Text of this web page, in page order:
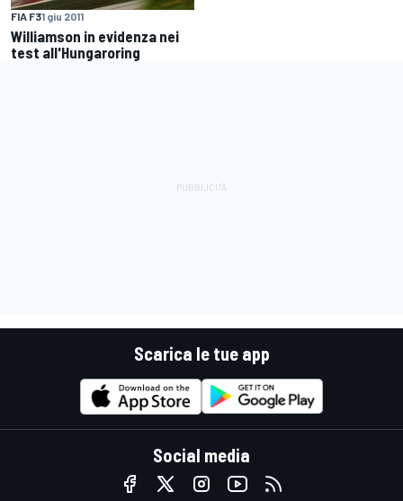
FIA F31 giu 2011
Williamson in evidenza nei
test all'Hungaroring
Scarica le tue app
Social media